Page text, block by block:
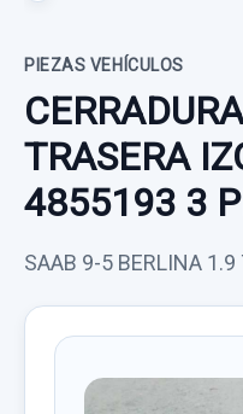
PIEZAS VEHÍCULOS
TRASERA
4855193 3
SAAB 9-5 BERLINA 1.9